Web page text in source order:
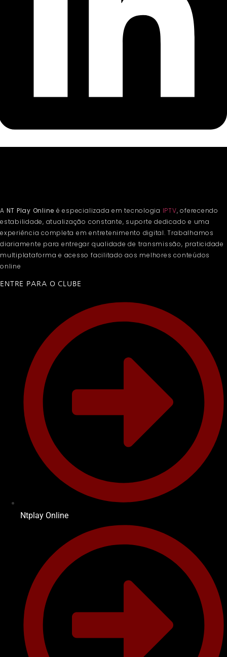
A NT Play Online é especializada em tecnologia IPTV, oferecendo
estabilidade, atualização constante, suporte dedicado e uma
experiência completa em entretenimento digital. Trabalhamos
diariamente para entregar qualidade de transmissão, praticidade
multiplataforma e acesso facilitado aos melhores conteúdos
online
ENTRE PARA O CLUBE
Ntplay Online